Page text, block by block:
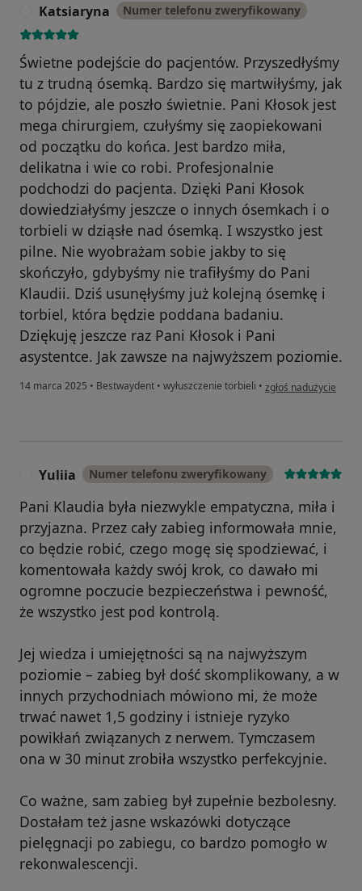
Katsiaryna Numer telefonu zweryfikowany
Świetne podejście do pacjentów. Przyszedłyśmy
tu z trudną ósemką. Bardzo się martwiłyśmy, jak
to pójdzie, ale poszło świetnie. Pani Kłosok jest
mega chirurgiem, czułyśmy się zaopiekowani
od początku do końca. Jest bardzo miła,
delikatna i wie co robi. Profesjonalnie
podchodzi do pacjenta. Dzięki Pani Kłosok
dowiedziałyśmy jeszcze o innych ósemkach i o
torbieli w dziąsłe nad ósemką. I wszystko jest
pilne. Nie wyobrażam sobie jakby to się
skończyło, gdybyśmy nie trafiłyśmy do Pani
Klaudii. Dziś usunęłyśmy już kolejną ósemkę i
torbiel, która będzie poddana badaniu.
Dziękuję jeszcze raz Pani Kłosok i Pani
asystentce. Jak zawsze na najwyższem poziomie.
14 marca 2025 • Bestwaydent • wyłuszczenie torbieli • w opinii użytkownika
zgłoś nadużycie
Yuliia Numer telefonu zweryfikowany
Pani Klaudia była niezwykle empatyczna, miła i
przyjazna. Przez cały zabieg informowała mnie,
co będzie robić, czego mogę się spodziewać, i
komentowała każdy swój krok, co dawało mi
ogromne poczucie bezpieczeństwa i pewność,
że wszystko jest pod kontrolą.
Jej wiedza i umiejętności są na najwyższym
poziomie – zabieg był dość skomplikowany, a w
innych przychodniach mówiono mi, że może
trwać nawet 1,5 godziny i istnieje ryzyko
powikłań związanych z nerwem. Tymczasem
ona w 30 minut zrobiła wszystko perfekcyjnie.
Co ważne, sam zabieg był zupełnie bezbolesny.
Dostałam też jasne wskazówki dotyczące
pielęgnacji po zabiegu, co bardzo pomogło w
rekonwalescencji.